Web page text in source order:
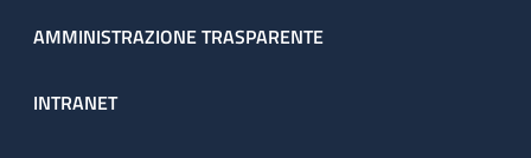
AMMINISTRAZIONE TRASPARENTE
INTRANET